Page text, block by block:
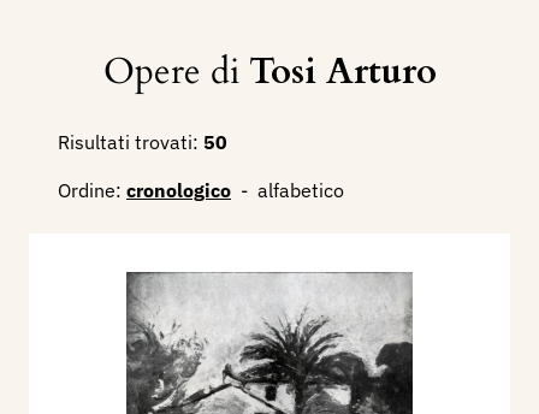
Opere di Tosi Arturo
Risultati trovati: 50
Ordine: cronologico - alfabetico